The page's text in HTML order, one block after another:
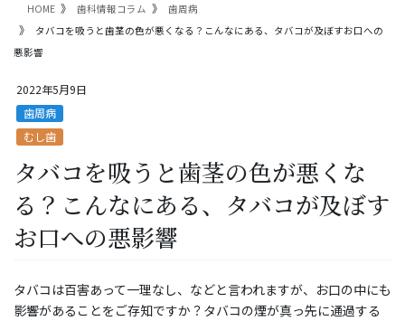
HOME 歯科情報コラム
歯周病
タバコを吸うと歯茎の色が悪くなる？こんなにある、タバコが及ぼすお口への
悪影響
2022年5月9日
歯周病
むし歯
タバコを吸うと歯茎の色が悪くな
る？こんなにある、タバコが及ぼす
お口への悪影響
タバコは百害あって一理なし、などと言われますが、お口の中にも
影響があることをご存知ですか？タバコの煙が真っ先に通過する